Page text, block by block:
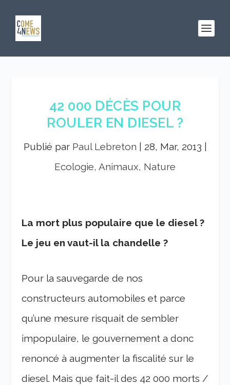
42 000 DÉCÈS POUR
ROULER EN DIESEL ?
Publié par Paul Lebreton 28, Mar, 2013
Ecologie, Animaux, Nature
La mort plus populaire que le diesel ?
Le jeu en vaut-il la chandelle ?
Pour la sauvegarde de nos
constructeurs automobiles et parce
qu’une mesure risquait de sembler
impopulaire, le gouvernement a donc
renoncé à augmenter la fiscalité sur le
diesel. Mais que fait-il des 42 000 morts /